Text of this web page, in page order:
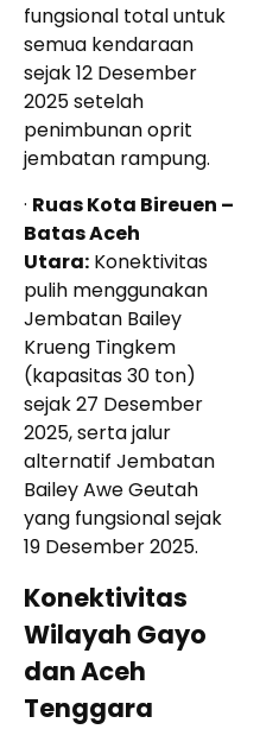
fungsional total untuk
semua kendaraan
sejak 12 Desember
2025 setelah
penimbunan oprit
jembatan rampung.
· Ruas Kota Bireuen –
Batas Aceh
Utara: Konektivitas
pulih menggunakan
Jembatan Bailey
Krueng Tingkem
(kapasitas 30 ton)
sejak 27 Desember
2025, serta jalur
alternatif Jembatan
Bailey Awe Geutah
yang fungsional sejak
19 Desember 2025.
Konektivitas
Wilayah Gayo
dan Aceh
Tenggara